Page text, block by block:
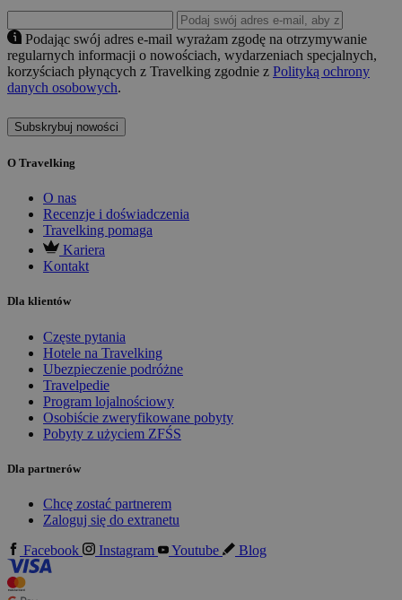
Podając swój adres e-mail wyrażam zgodę na otrzymywanie
regularnych informacji o nowościach, wydarzeniach specjalnych,
korzyściach płynących z Travelking zgodnie z Polityką ochrony
danych osobowych.
Subskrybuj nowości
O Travelking
O nas
Recenzje i doświadczenia
Travelking pomaga
Kariera
Kontakt
Dla klientów
Częste pytania
Hotele na Travelking
Ubezpieczenie podróżne
Travelpedie
Program lojalnościowy
Osobiście zweryfikowane pobyty
Pobyty z użyciem ZFŚS
Dla partnerów
Chcę zostać partnerem
Zaloguj się do extranetu
Facebook
Instagram Youtube Blog